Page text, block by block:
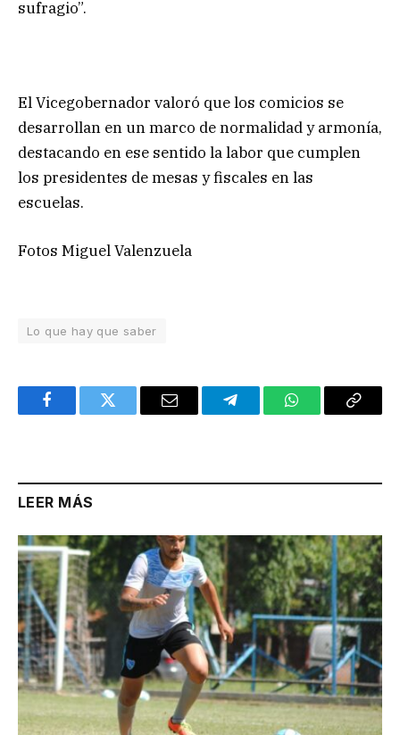
sufragio”.
El Vicegobernador valoró que los comicios se
desarrollan en un marco de normalidad y armonía,
destacando en ese sentido la labor que cumplen
los presidentes de mesas y fiscales en las
escuelas.
Fotos Miguel Valenzuela
Lo que hay que saber
FacebookTwitter Email TelegramWhatsAppCopy
LEER MÁS